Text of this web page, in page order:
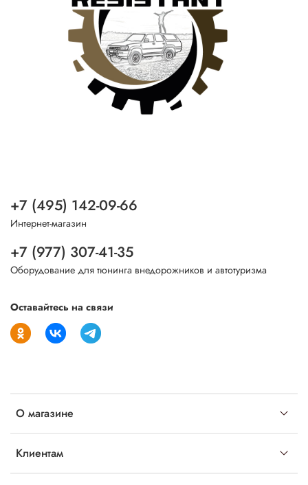
О магазине
Клиентам
+7 (495) 142-09-66
Интернет-магазин
+7 (977) 307-41-35
Оборудование для тюнинга внедорожников и автотуризма
Оставайтесь на связи